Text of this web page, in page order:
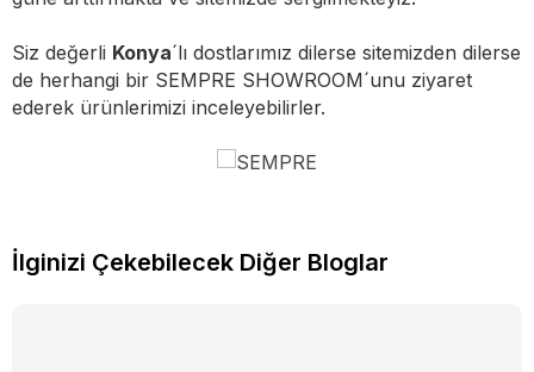
Siz değerli Konya´lı dostlarımız dilerse sitemizden dilerse
de herhangi bir SEMPRE SHOWROOM´unu ziyaret
ederek ürünlerimizi inceleyebilirler.
İlginizi Çekebilecek Diğer Bloglar